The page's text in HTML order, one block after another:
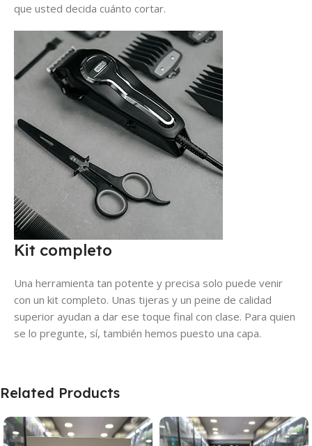
que usted decida cuánto cortar.
Kit completo
Una herramienta tan potente y precisa solo puede venir
con un kit completo. Unas tijeras y un peine de calidad
superior ayudan a dar ese toque final con clase. Para quien
se lo pregunte, sí, también hemos puesto una capa.
Related Products